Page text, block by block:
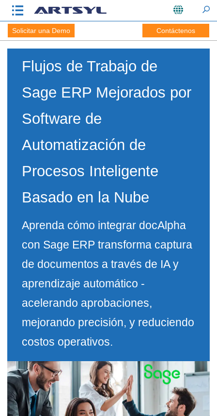
Solicitar una Demo Contáctenos
Flujos de Trabajo de
Sage ERP Mejorados por
Software de
Automatización de
Procesos Inteligente
Basado en la Nube
Aprenda cómo integrar docAlpha
con Sage ERP transforma captura
de documentos a través de IA y
aprendizaje automático -
acelerando aprobaciones,
mejorando precisión, y reduciendo
costos operativos.